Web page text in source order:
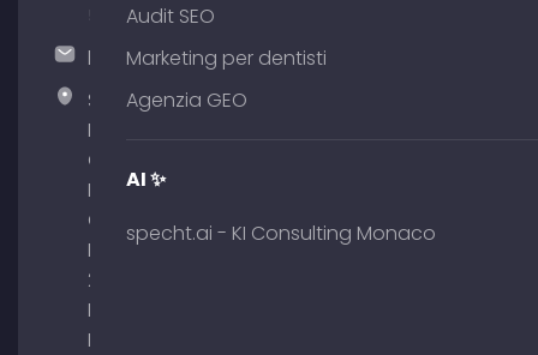
hallo@timospecht.de
Specht
Marketing
GmbH –
Palais am
Obelisk
Briennerstr.
29 80333
Monaco di
Baviera
Audit SEO
Marketing per dentisti
Agenzia GEO
AI ✨
specht.ai - KI Consulting Monaco